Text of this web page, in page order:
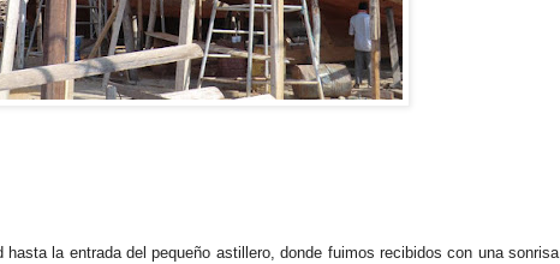
la entrada del pequeño astillero, donde fuimos recibidos con una sonrisa